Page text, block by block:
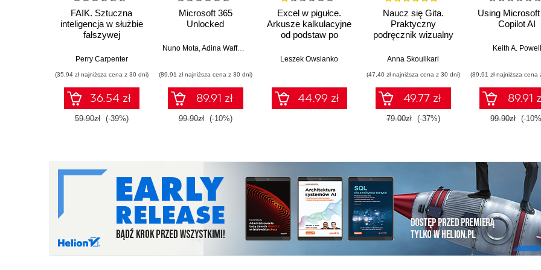
FAIK. Sztuczna
inteligencja w służbie
fałszywej
przetrwać w epoce
Perry Carpenter
(35,94 zł najniższa cena z 30 dni)
36.54 zł
59.90zł (-39%)
Microsoft 365
Unlocked
Nuno Mota,Adina Waffenschmidt
(89,91 zł najniższa cena z 30 dni)
89.91 zł
99.90zł (-10%)
Excel w pigułce.
Arkusze kalkulacyjne
od podstaw po
rozwiązania
Leszek Owsianko
44.99 zł
Naucz się Gita.
Praktyczny
podręcznik wizualny
Anna Skoulikari
(47,40 zł najniższa cena z 30 dni)
49.77 zł
79.00zł (-37%)
Using
Copilot AI
Keith A. Powell
(89,91 zł najniższa cena
89.91
99.90zł (-